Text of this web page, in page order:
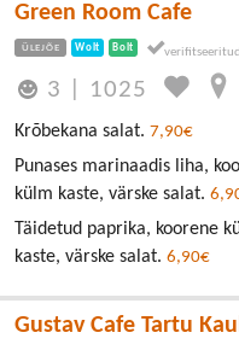
Green Room Cafe
ÜLEJÕE Wolt Bolt
3 1025
Krõbekana salat. 7,90€
Punases marinaadis liha,
külm kaste, värske salat.
Täidetud paprika, koorene
kaste, värske salat. 6,90€
Gustav Cafe Tartu